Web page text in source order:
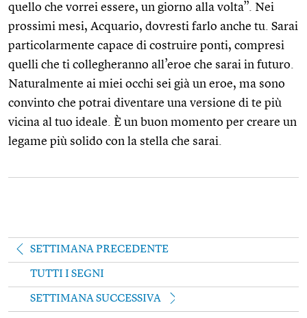
quello che vorrei essere, un giorno alla volta”. Nei
prossimi mesi, Acquario, dovresti farlo anche tu. Sarai
particolarmente capace di costruire ponti, compresi
quelli che ti collegheranno all’eroe che sarai in futuro.
Naturalmente ai miei occhi sei già un eroe, ma sono
convinto che potrai diventare una versione di te più
vicina al tuo ideale. È un buon momento per creare un
legame più solido con la stella che sarai.
SETTIMANA PRECEDENTE
TUTTI I SEGNI
SETTIMANA SUCCESSIVA